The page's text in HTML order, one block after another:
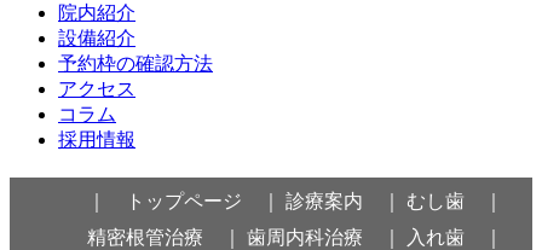
院内紹介
設備紹介
予約枠の確認方法
アクセス
コラム
採用情報
｜ トップページ ｜ 診療案内 ｜
むし歯 ｜
精密根管治療 ｜
歯周内科治療 ｜
入れ歯 ｜